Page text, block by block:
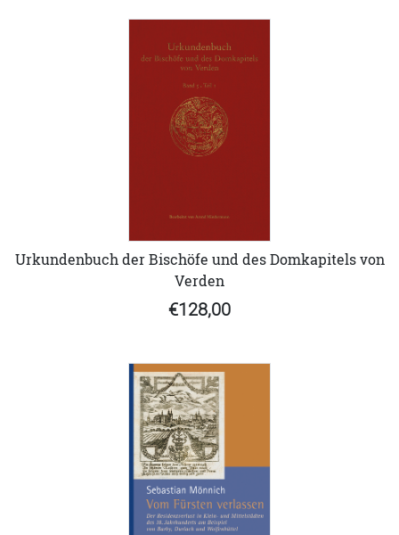
Urkundenbuch der Bischöfe und des Domkapitels von
Verden
€128,00